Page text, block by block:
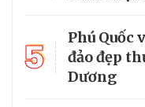
5
Phú
đảo đẹp
Dương